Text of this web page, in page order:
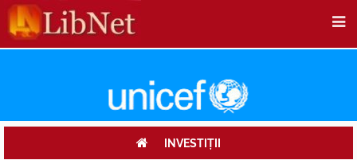
INVESTIŢII